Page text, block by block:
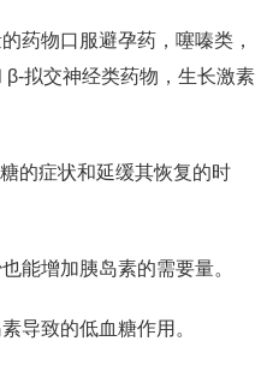
药物口服避孕药，噻嗪类，
拟交神经类药物，生长激素
的症状和延缓其恢复的时
能增加胰岛素的需要量。
导致的低血糖作用。